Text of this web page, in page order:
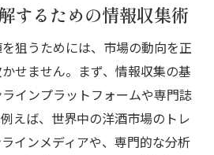
場のトレンド分析
の特徴
ンテージが価格に与える影響
けるための条件
状態とその査定への影響
場における将来の展望
するための情報収集術
狙うためには、市場の動向を正
せません。まず、情報収集の基
インプラットフォームや専門誌
えば、世界中の洋酒市場のトレ
インメディアや、専門的な分析